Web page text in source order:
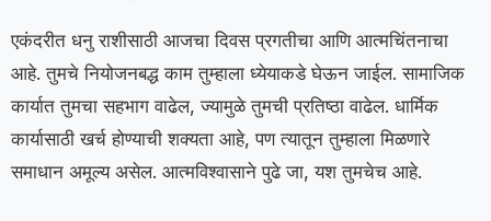
एकंदरीत धनु राशीसाठी आजचा दिवस प्रगतीचा आणि आत्मचिंतनाचा
आहे. तुमचे नियोजनबद्ध काम तुम्हाला ध्येयाकडे घेऊन जाईल. सामाजिक
कार्यात तुमचा सहभाग वाढेल, ज्यामुळे तुमची प्रतिष्ठा वाढेल. धार्मिक
कार्यासाठी खर्च होण्याची शक्यता आहे, पण त्यातून तुम्हाला मिळणारे
समाधान अमूल्य असेल. आत्मविश्वासाने पुढे जा, यश तुमचेच आहे.